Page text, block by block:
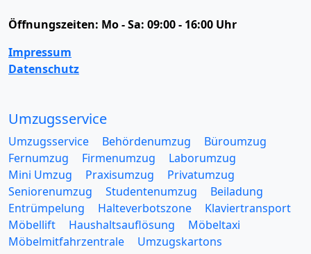
Öffnungszeiten: Mo - Sa: 09:00 - 16:00 Uhr
Impressum
Datenschutz
Umzugsservice
Umzugsservice Behördenumzug
Büroumzug
Fernumzug
Firmenumzug
Laborumzug
Mini Umzug
Praxisumzug
Privatumzug
Seniorenumzug
Studentenumzug
Beiladung
Entrümpelung
Halteverbotszone
Klaviertransport
Möbellift
Haushaltsauflösung
Möbeltaxi
Möbelmitfahrzentrale
Umzugskartons